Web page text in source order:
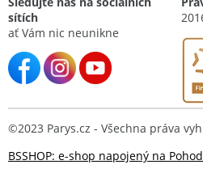
sítích
ať Vám nic neunikne
©2023 Parys.cz - Všechna práva
BSSHOP: e-shop napojený na